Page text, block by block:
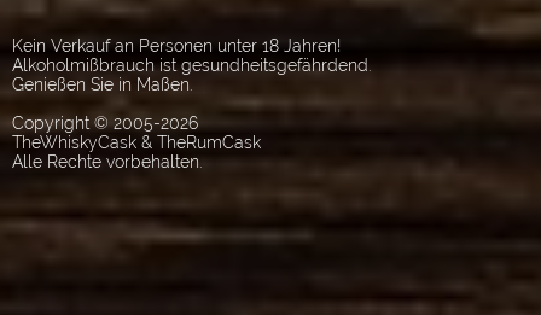
Kein Verkauf an Personen unter 18 Jahren!
Alkoholmißbrauch ist gesundheitsgefährdend.
Genießen Sie in Maßen.
Copyright © 2005-2026
TheWhiskyCask & TheRumCask
Alle Rechte vorbehalten.